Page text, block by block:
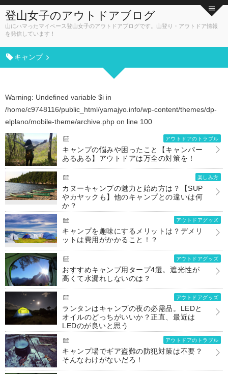
登山女子のアウトドアブログ
山にハマったマイペース登山女子のアウトドアブログです。山登り・アウトドア情報
を発信しています！
キャンプ
Warning: Undefined variable $i in
/home/c9748116/public_html/yamajyo.info/wp-content/themes/dp-
elplano/mobile-theme/archive.php on line 100
アウトドアのトラブル
キャンプの悩みや困ったこと【キャンパー
あるある】アウトドアは万全の対策を！
楽しみ方
カヌーキャンプの魅力と始め方は？【SUP
やカヤックも】他のキャンプとの違いは何
か？
アウトドアグッズ
キャンプを趣味にするメリットは？デメリ
ットは費用がかかること！？
アウトドアグッズ
おすすめキャンプ用タープ4選。遮光性が
高くて水漏れしないのは？
アウトドアグッズ
ランタンはキャンプの夜の必需品。LEDと
オイルのどっちがいいか？正直、最近は
LEDのが良いと思う
アウトドアのトラブル
キャンプ場でギア盗難の防犯対策は不要？
そんなわけがないだろ！